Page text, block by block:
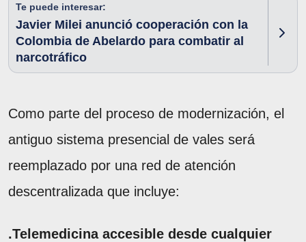
Te puede interesar:
Javier Milei anunció cooperación con la
Colombia de Abelardo para combatir al
narcotráfico
Como parte del proceso de modernización, el
antiguo sistema presencial de vales será
reemplazado por una red de atención
descentralizada que incluye:
.Telemedicina accesible desde cualquier